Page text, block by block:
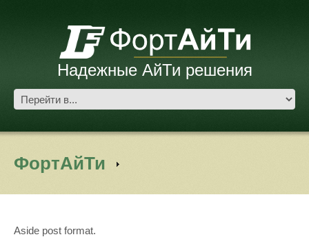
Надежные АйТи решения
ФортАйТи
Aside post format.